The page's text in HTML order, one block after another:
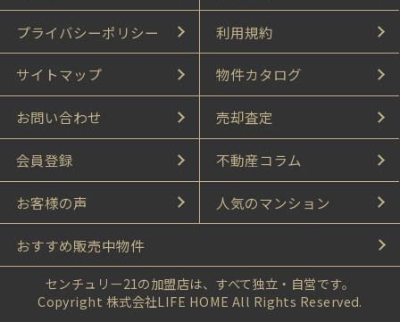
プライバシーポリシー 利用規約
サイトマップ 物件カタログ
お問い合わせ 売却査定
会員登録 不動産コラム
お客様の声 人気のマンション
おすすめ販売中物件
センチュリー21の加盟店は、すべて独立・自営です。
Copyright 株式会社LIFE HOME All Rights Reserved.